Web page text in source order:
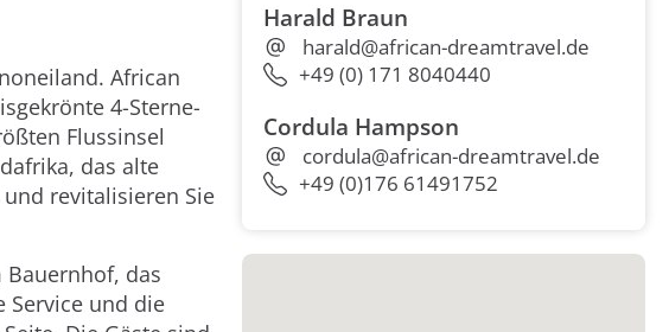
African
4-Sterne-
Flussinsel
das alte
revitalisieren Sie
das
Service und die
Harald Braun
harald@african-dreamtravel.de
+49 (0) 171 8040440
Cordula Hampson
cordula@african-dreamtravel.de
+49 (0)176 61491752